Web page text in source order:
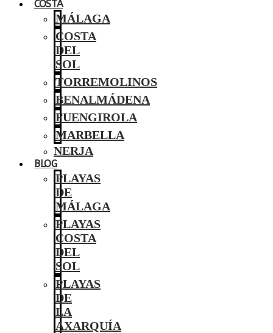
COSTA
MÁLAGA
COSTA
DEL
SOL
TORREMOLINOS
BENALMÁDENA
FUENGIROLA
MARBELLA
NERJA
BLOG
PLAYAS
DE
MÁLAGA
PLAYAS
COSTA
DEL
SOL
PLAYAS
DE
LA
AXARQUÍA